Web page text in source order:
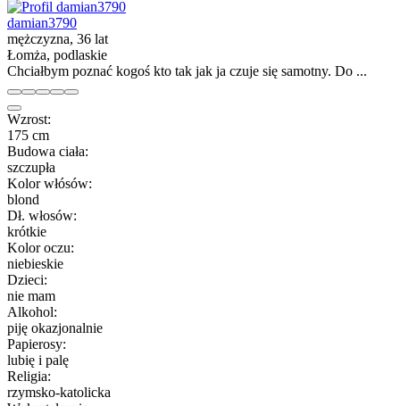
damian3790
mężczyzna, 36 lat
Łomża, podlaskie
Chciałbym poznać kogoś kto tak jak ja czuje się samotny. Do ...
Wzrost:
175 cm
Budowa ciała:
szczupła
Kolor włósów:
blond
Dł. włosów:
krótkie
Kolor oczu:
niebieskie
Dzieci:
nie mam
Alkohol:
piję okazjonalnie
Papierosy:
lubię i palę
Religia:
rzymsko-katolicka